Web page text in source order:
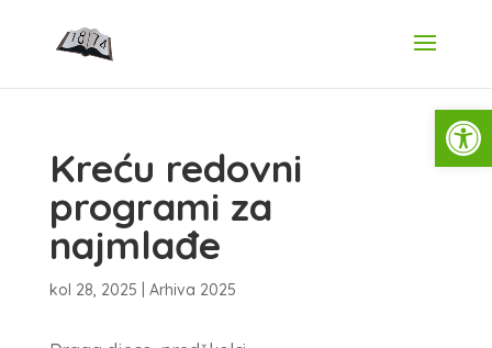
Kreću redovni
programi za
najmlađe
kol 28, 2025 Arhiva 2025